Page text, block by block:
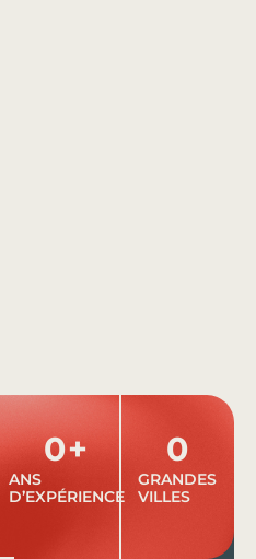
ANS
D’EXPÉRIENCE
0+
GRANDES
VILLES
0